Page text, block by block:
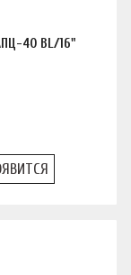
40 BL/16"